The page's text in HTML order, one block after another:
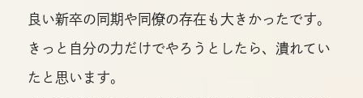
良い新卒の同期や同僚の存在も大きかったです。
きっと自分の力だけでやろうとしたら、潰れてい
たと思います。